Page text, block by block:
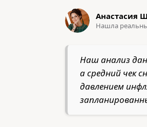
Анастасия
Нашла
Наш анализ
а средний чек
давлением